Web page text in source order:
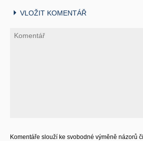
VLOŽIT KOMENTÁŘ
Komentáře slouží ke svobodné výměně názorů